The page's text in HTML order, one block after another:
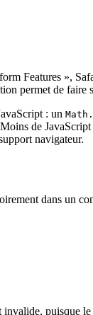
Features »,
permet de faire
: un
de
navigateur.
dans un
invalide, puisque